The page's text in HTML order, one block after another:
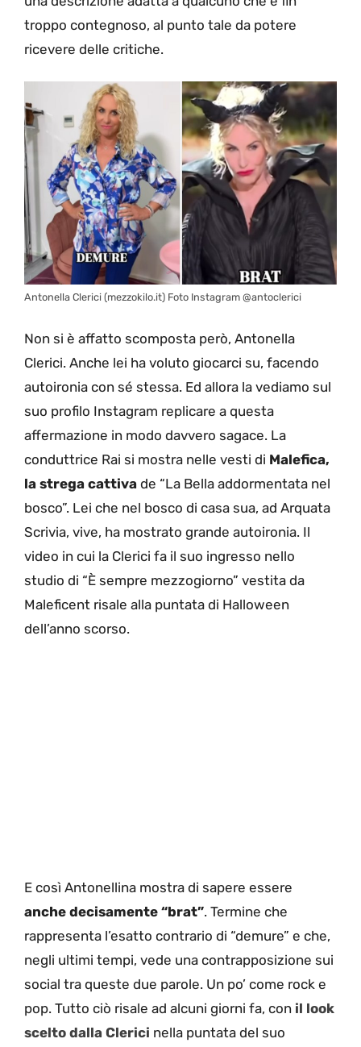
troppo contegnoso, al punto tale da potere
ricevere delle critiche.
Antonella Clerici (mezzokilo.it) Foto Instagram @antoclerici
Non si è affatto scomposta però, Antonella
Clerici. Anche lei ha voluto giocarci su, facendo
autoironia con sé stessa. Ed allora la vediamo sul
suo profilo Instagram replicare a questa
affermazione in modo davvero sagace. La
conduttrice Rai si mostra nelle vesti di Malefica,
la strega cattiva de “La Bella addormentata nel
bosco”. Lei che nel bosco di casa sua, ad Arquata
Scrivia, vive, ha mostrato grande autoironia. Il
video in cui la Clerici fa il suo ingresso nello
studio di “È sempre mezzogiorno” vestita da
Maleficent risale alla puntata di Halloween
dell’anno scorso.
E così Antonellina mostra di sapere essere
anche decisamente “brat”. Termine che
rappresenta l’esatto contrario di “demure” e che,
negli ultimi tempi, vede una contrapposizione sui
social tra queste due parole. Un po’ come rock e
pop. Tutto ciò risale ad alcuni giorni fa, con il look
scelto dalla Clerici nella puntata del suo